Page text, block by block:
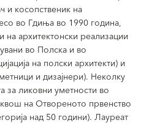
и косопственик на
во Гдиња во 1990 година,
на архитектонски реализации
во Полска и во
на полски архитекти) и
и дизајнери). Неколку
за ликовни уметности во
на Отвореното првенство
над 50 години). Лауреат